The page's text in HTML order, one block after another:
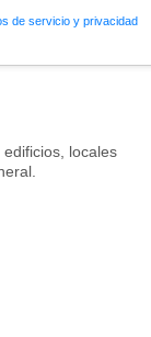
de servicio y privacidad
locales